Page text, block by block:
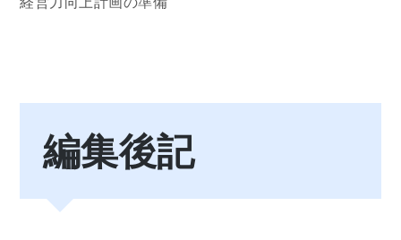
編集後記